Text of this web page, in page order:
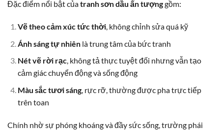
Đặc điểm nổi bật củatranh sơn dầu ấn tượnggồm:
Vẽ theo cảm xúc tức thời, không chỉnh sửa quá kỹ
Ánh sáng tự nhiênlà trung tâm của bức tranh
Nét vẽ rời rạc, không tả thực tuyệt đối nhưng vẫn tạo
cảm giác chuyển động và sống động
Màu sắc tươi sáng, rực rỡ, thường được pha trực tiếp
trên toan
Chính nhờ sự phóng khoáng và đầy sức sống, trường phái